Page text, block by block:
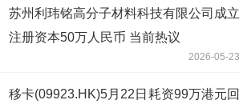
苏州利玮铭高分子材料科技有限公司成立
注册资本50万人民币 当前热议
2026-05-23
移卡(09923.HK)5月22日耗资99万港元回